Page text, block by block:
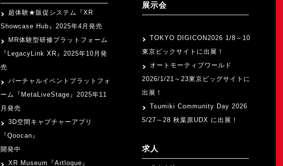
超体験★販促システム『XR
Showcase Hub』2025年4月発売
MR体験型研修プラットフォーム
『LegacyLink XR』2025年10月発
売
バーチャルイベントプラットフォ
ーム『MetaLiveStage』2025年11
月発売
3D空間キャプチャーアプリ
『Qoocan』
開発中
XR Museum『Artlogue』
展示会
TOKYO DIGICON2026 1/8～10
東京ビックサイトに出展！
オートモーティブワールド
2026/1/21～23東京ビッグサイトに
出展！
Tsumiki Community Day 2026
5/27～28 秋葉原UDX に出展！
求人